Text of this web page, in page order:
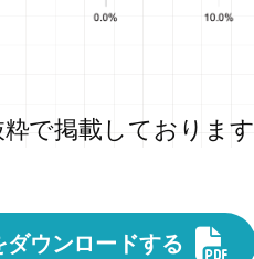
で掲載しております
ダウンロードする